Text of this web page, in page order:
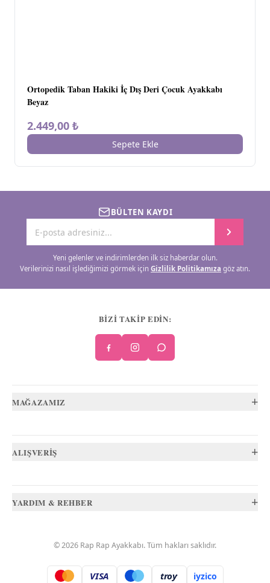
Ortopedik Taban Hakiki İç Dış Deri Çocuk Ayakkabı
Beyaz
2.449,00 ₺
Sepete Ekle
BÜLTEN KAYDI
Yeni gelenler ve indirimlerden ilk siz haberdar olun.
Verilerinizi nasıl işlediğimizi görmek için Gizlilik Politikamıza göz atın.
BİZİ TAKİP EDİN:
MAĞAZAMIZ +
ALIŞVERİŞ +
YARDIM & REHBER +
©2026 Rap Rap Ayakkabı. Tüm hakları saklıdır.
VISA troy. iyzico